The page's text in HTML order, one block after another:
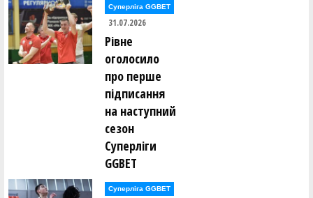
Аріна Злоцька (СДЮСШОР №5-ДФКС (Дніпро)-09)
Катерина Йоханнессон (ДЮСШ-3-БАГІРА (Київ)-09)
Милана Калашник (СДЮСШОР №5-ДФКС (Дніпро)-09)
Анастасія Ковальчук (СДЮШОР з баскетболу-МОБІ
Аліна Козловська (СДЮСШОР №5-ДФКС (Дніпро)-09)
Суперліга GGBET
31.07.2026
Рівне
оголосило
про перше
підписання
на наступний
сезон
Суперліги
GGBET
Суперліга GGBET